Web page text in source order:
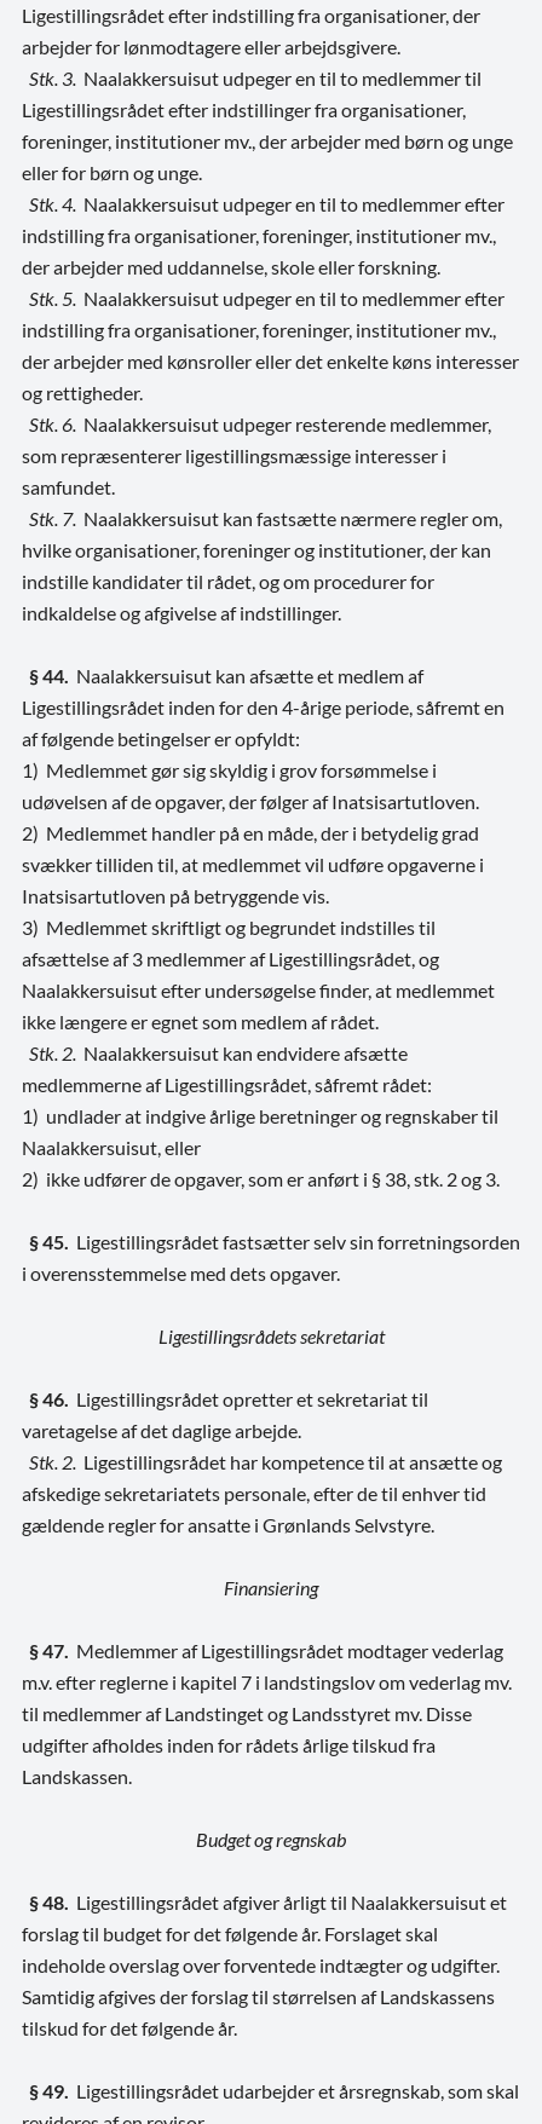
Ligestillingsrådet efter indstilling fra organisationer, der
arbejder for lønmodtagere eller arbejdsgivere.
Stk. 3. Naalakkersuisut udpeger en til to medlemmer til
Ligestillingsrådet efter indstillinger fra organisationer,
foreninger, institutioner mv., der arbejder med børn og unge
eller for børn og unge.
Stk. 4. Naalakkersuisut udpeger en til to medlemmer efter
indstilling fra organisationer, foreninger, institutioner mv.,
der arbejder med uddannelse, skole eller forskning.
Stk. 5. Naalakkersuisut udpeger en til to medlemmer efter
indstilling fra organisationer, foreninger, institutioner mv.,
der arbejder med kønsroller eller det enkelte køns interesser
og rettigheder.
Stk. 6. Naalakkersuisut udpeger resterende medlemmer,
som repræsenterer ligestillingsmæssige interesser i
samfundet.
Stk. 7. Naalakkersuisut kan fastsætte nærmere regler om,
hvilke organisationer, foreninger og institutioner, der kan
indstille kandidater til rådet, og om procedurer for
indkaldelse og afgivelse af indstillinger.
§ 44. Naalakkersuisut kan afsætte et medlem af
Ligestillingsrådet inden for den 4-årige periode, såfremt en
af følgende betingelser er opfyldt:
1) Medlemmet gør sig skyldig i grov forsømmelse i
udøvelsen af de opgaver, der følger af Inatsisartutloven.
2) Medlemmet handler på en måde, der i betydelig grad
svækker tilliden til, at medlemmet vil udføre opgaverne i
Inatsisartutloven på betryggende vis.
3) Medlemmet skriftligt og begrundet indstilles til
afsættelse af 3 medlemmer af Ligestillingsrådet, og
Naalakkersuisut efter undersøgelse finder, at medlemmet
ikke længere er egnet som medlem af rådet.
Stk. 2. Naalakkersuisut kan endvidere afsætte
medlemmerne af Ligestillingsrådet, såfremt rådet:
1) undlader at indgive årlige beretninger og regnskaber til
Naalakkersuisut, eller
2) ikke udfører de opgaver, som er anført i § 38, stk. 2 og 3.
§ 45. Ligestillingsrådet fastsætter selv sin forretningsorden
i overensstemmelse med dets opgaver.
Ligestillingsrådets sekretariat
§ 46. Ligestillingsrådet opretter et sekretariat til
varetagelse af det daglige arbejde.
Stk. 2. Ligestillingsrådet har kompetence til at ansætte og
afskedige sekretariatets personale, efter de til enhver tid
gældende regler for ansatte i Grønlands Selvstyre.
Finansiering
§ 47. Medlemmer af Ligestillingsrådet modtager vederlag
m.v. efter reglerne i kapitel 7 i landstingslov om vederlag mv.
til medlemmer af Landstinget og Landsstyret mv. Disse
udgifter afholdes inden for rådets årlige tilskud fra
Landskassen.
Budget og regnskab
§ 48. Ligestillingsrådet afgiver årligt til Naalakkersuisut et
forslag til budget for det følgende år. Forslaget skal
indeholde overslag over forventede indtægter og udgifter.
Samtidig afgives der forslag til størrelsen af Landskassens
tilskud for det følgende år.
§ 49. Ligestillingsrådet udarbejder et årsregnskab, som skal